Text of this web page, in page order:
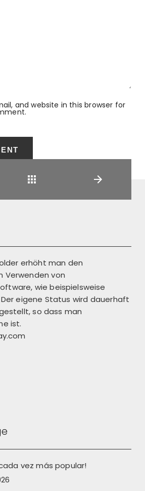
and website in this browser for
erhöht man den
Verwenden von
wie beispielsweise
eigene Status wird dauerhaft
so dass man
ist.
vez más popular!